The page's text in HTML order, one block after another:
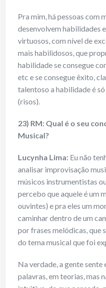
Pra mim, há pessoas com
desenvolvem habilidades
virtuosos, com nível de
mais habilidosos, que
habilidade se consegue
etc e se consegue êxito,
talentoso a habilidade é
(risos).
23) RM: Qual é o seu
Musical?
Lucynha Lima: Eu não
analisar improvisação
músicos instrumentistas
percebo que aquele é um
ouvintes) e pra eles um
caminhar dentro de um
por frases melódicas, que
do tema musical que foi
Na verdade, a gente sente
palavras, em teorias, mas